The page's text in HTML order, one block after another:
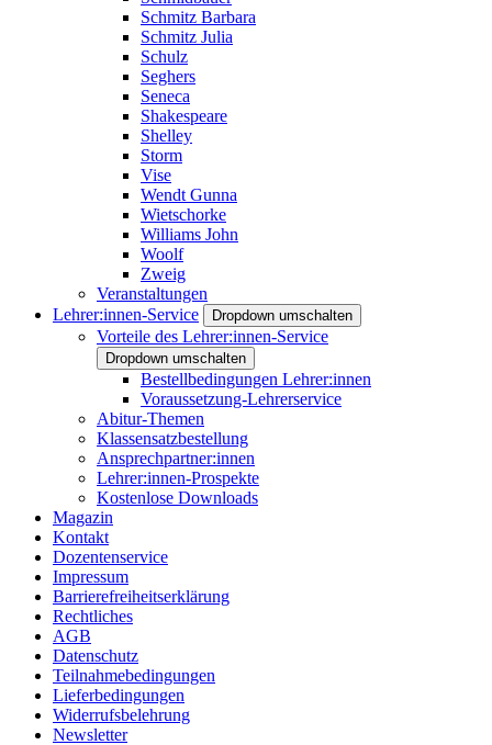
Schmitz Barbara
Schmitz Julia
Schulz
Seghers
Seneca
Shakespeare
Shelley
Storm
Vise
Wendt Gunna
Wietschorke
Williams John
Woolf
Zweig
Veranstaltungen
Lehrer:innen-Service
Dropdown umschalten
Vorteile des Lehrer:innen-Service
Dropdown umschalten
Bestellbedingungen Lehrer:innen
Voraussetzung-Lehrerservice
Abitur-Themen
Klassensatzbestellung
Ansprechpartner:innen
Lehrer:innen-Prospekte
Kostenlose Downloads
Magazin
Kontakt
Dozentenservice
Impressum
Barrierefreiheitserklärung
Rechtliches
AGB
Datenschutz
Teilnahmebedingungen
Lieferbedingungen
Widerrufsbelehrung
Newsletter